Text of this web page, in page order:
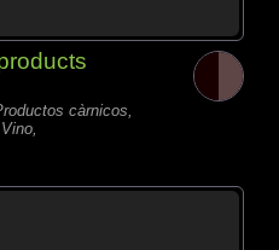
càrnicos,